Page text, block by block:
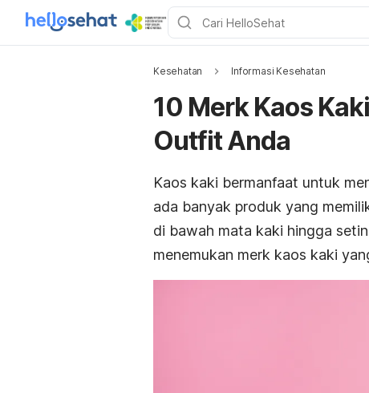
Kesehatan Informasi Kesehatan
10 Merk Kaos
Outfit Anda
Kaos kaki bermanfaat untuk
ada banyak produk yang
di bawah mata kaki hingga
menemukan merk kaos kaki